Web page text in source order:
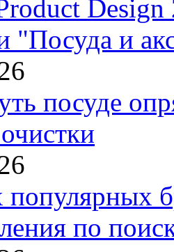
"Посуда и
посуде
популярных
по